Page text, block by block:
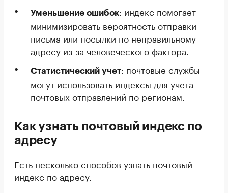
Уменьшение ошибок: индекс помогает
минимизировать вероятность отправки
письма или посылки по неправильному
адресу из-за человеческого фактора.
Статистический учет: почтовые службы
могут использовать индексы для учета
почтовых отправлений по регионам.
Как узнать почтовый индекс по
адресу
Есть несколько способов узнать почтовый
индекс по адресу.